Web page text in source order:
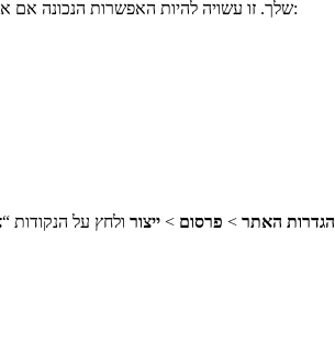
מאפשרת לך לרכוש דומיין מותאם אישית מ-IONOS ולחבר אותו ישירות לאתר Webflow שלך. זו עשויה להיות האפשרות הנכונה אם אתה:
הגדרות האתר > פרסום > ייצור ולחץ על הנקודות “